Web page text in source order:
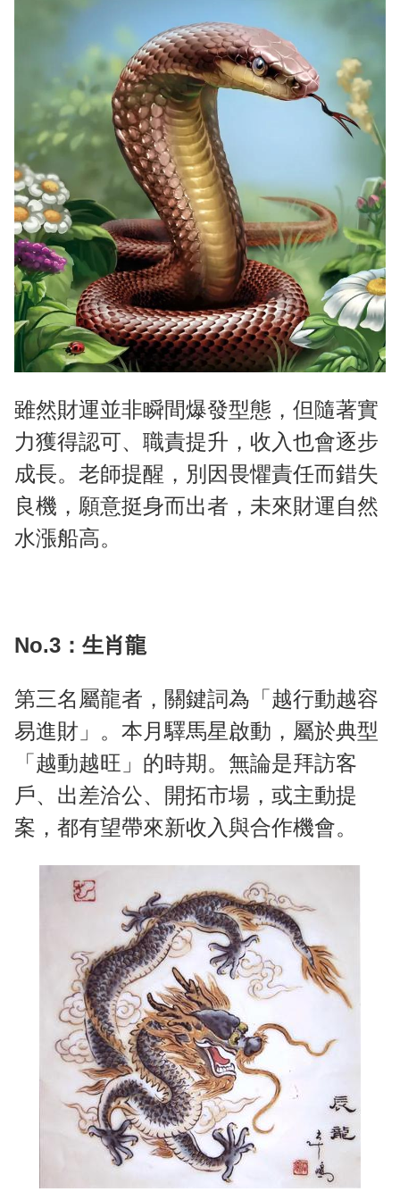
雖然財運並非瞬間爆發型態，但隨著實
力獲得認可、職責提升，收入也會逐步
成長。老師提醒，別因畏懼責任而錯失
良機，願意挺身而出者，未來財運自然
水漲船高。
No.3：生肖龍
第三名屬龍者，關鍵詞為「越行動越容
易進財」。本月驛馬星啟動，屬於典型
「越動越旺」的時期。無論是拜訪客
戶、出差洽公、開拓市場，或主動提
案，都有望帶來新收入與合作機會。